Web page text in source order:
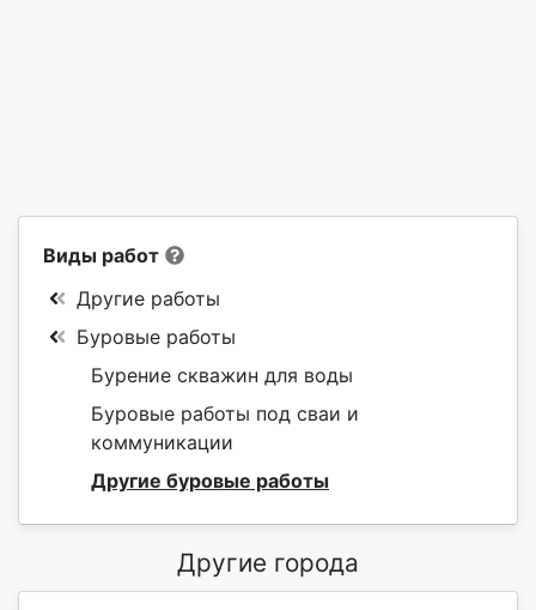
Виды работ
Другие работы
Буровые работы
Бурение скважин для воды
Буровые работы под сваи и
коммуникации
Другие буровые работы
Другие города